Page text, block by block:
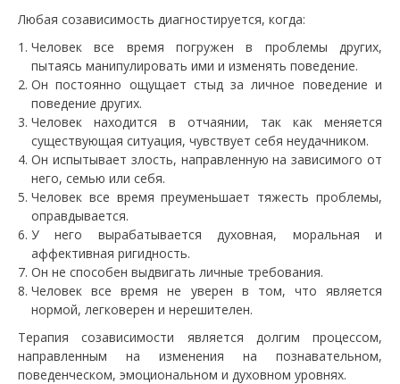
Любая созависимость диагностируется, когда:
Человек все время погружен в проблемы других,
пытаясь манипулировать ими и изменять поведение.
Он постоянно ощущает стыд за личное поведение и
поведение других.
Человек находится в отчаянии, так как меняется
существующая ситуация, чувствует себя неудачником.
Он испытывает злость, направленную на зависимого от
него, семью или себя.
Человек все время преуменьшает тяжесть проблемы,
оправдывается.
У него вырабатывается духовная, моральная и
аффективная ригидность.
Он не способен выдвигать личные требования.
Человек все время не уверен в том, что является
нормой, легковерен и нерешителен.
Терапия созависимости является долгим процессом,
направленным на изменения на познавательном,
поведенческом, эмоциональном и духовном уровнях.